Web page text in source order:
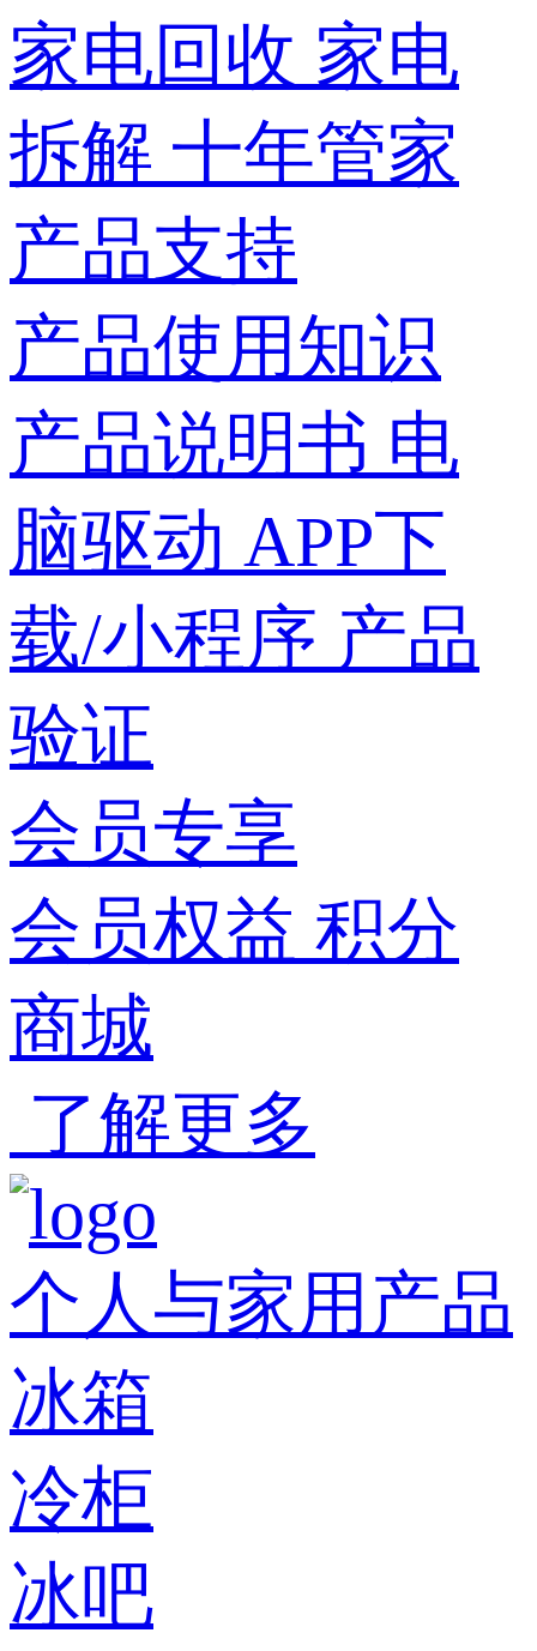
家电回收 家电
拆解 十年管家
产品支持
产品使用知识
产品说明书 电
脑驱动 APP下
载/小程序 产品
验证
会员专享
会员权益 积分
商城
了解更多
个人与家用产品
冰箱
冷柜
冰吧